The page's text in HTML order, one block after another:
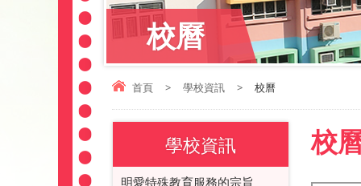
校曆
首頁 > 學校資訊 > 校曆
校
學校資訊
明愛特殊教育服務的宗旨